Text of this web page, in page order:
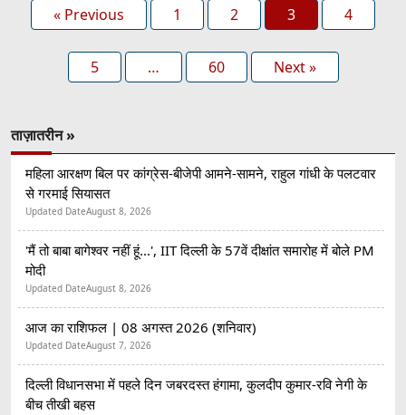
« Previous 1 2 3 4
5 … 60 Next »
ताज़ातरीन »
महिला आरक्षण बिल पर कांग्रेस-बीजेपी आमने-सामने, राहुल गांधी के पलटवार
से गरमाई सियासत
Updated DateAugust 8, 2026
'मैं तो बाबा बागेश्वर नहीं हूं...', IIT दिल्ली के 57वें दीक्षांत समारोह में बोले PM
मोदी
Updated DateAugust 8, 2026
आज का राशिफल | 08 अगस्त 2026 (शनिवार)
Updated DateAugust 7, 2026
दिल्ली विधानसभा में पहले दिन जबरदस्त हंगामा, कुलदीप कुमार-रवि नेगी के
बीच तीखी बहस